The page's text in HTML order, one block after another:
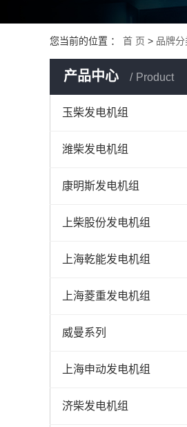
您当前的位置 ： 首 页 > 品牌分
产品中心 Product
玉柴发电机组
潍柴发电机组
康明斯发电机组
上柴股份发电机组
上海乾能发电机组
上海菱重发电机组
威曼系列
上海申动发电机组
济柴发电机组